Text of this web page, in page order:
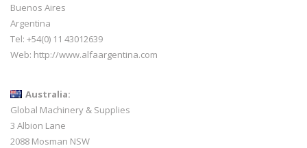
Buenos Aires
Argentina
Tel: +54(0) 11 43012639
Web: http://www.alfaargentina.com
Australia:
Global Machinery & Supplies
3 Albion Lane
2088 Mosman NSW